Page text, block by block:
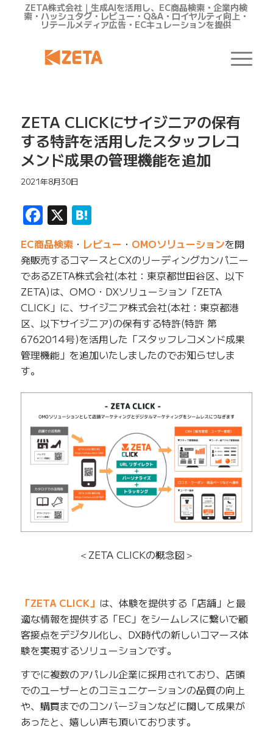
ZETA株式会社｜生成AIを活用し、EC商品検索・企業内検
索・ハッシュタグ・レビュー・Q&A・ロイヤルティ向上・
リテールメディア広告・ECキュレーションを提供
ZETA CLICKにサイジニアの保有
する特許を活用したスタッフレコ
メンド成果の管理機能を追加
2021年8月30日
Facebook
X Hatena
EC商品検索・ レビュー ・ OMOソリューションを開
発販売するコマースとCXのリーディングカンパニー
であるZETA株式会社(本社：東京都世田谷区、以下
ZETA)は、OMO・DXソリューション「ZETA
CLICK」に、サイジニア株式会社(本社：東京都港
区、以下サイジニア)の保有する特許(特許 第
6762014号)を活用した「スタッフレコメンド成果
管理機能」を追加いたしましたのでお知らせしま
す。
＜ZETA CLICKの概念図＞
「ZETA CLICK」 は、体験を提供する「店舗」と最
適な情報を提供する「EC」をシームレスに繋いで顧
客接点をデジタル化し、DX時代の新しいコマース体
験を実現するソリューションです。
すでに複数のアパレル企業に採用されており、店頭
でのユーザーとのコミュニケーションの品質の向上
や、購買までのコンバージョンなどに関して成果が
あったと、嬉しい声も頂いております。